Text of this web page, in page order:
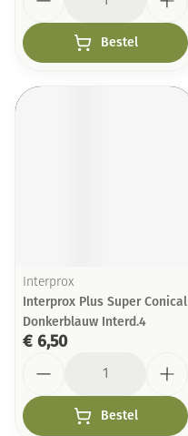
Bestel
Interprox
Interprox Plus Super Conical
Donkerblauw Interd.4
€ 6,50
Bestel